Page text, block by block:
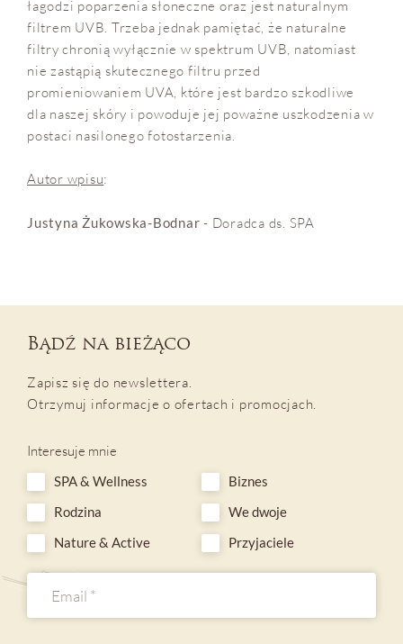
BLOG
HOTEL
MINERAL SPA
RESTAURACJA
łagodzi poparzenia słoneczne oraz jest naturalnym
filtrem UVB. Trzeba jednak pamiętać, że naturalne
filtry chronią wyłącznie w spektrum UVB, natomiast
nie zastąpią skutecznego filtru przed
promieniowaniem UVA, które jest bardzo szkodliwe
dla naszej skóry i powoduje jej poważne uszkodzenia w
postaci nasilonego fotostarzenia.
Autor wpisu:
Justyna Żukowska-Bodnar - Doradca ds. SPA
Bądź na bieżąco
Zapisz się do newslettera.
Otrzymuj informacje o ofertach i promocjach.
Interesuje mnie
SPA & Wellness
Biznes
Rodzina
We dwoje
Nature & Active
Przyjaciele